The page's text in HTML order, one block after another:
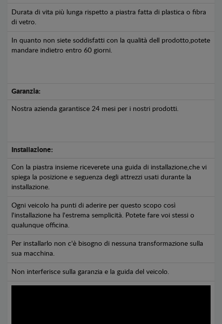
Durata di vita più lunga rispetto a piastra fatta di plastica o fibra
di vetro.
In quanto non siete soddisfatti con la qualità dell prodotto,potete
mandare indietro entro 60 giorni.
Garanzia:
Nostra azienda garantisce 24 mesi per i nostri prodotti.
Installazione:
Con la piastra insieme riceverete una guida di installazione,che vi
spiega la posizione e seguenza degli attrezzi usati durante la
installazione.
Ogni veicolo ha punti di aderire per questo scopo così
l'installazione ha l'estrema semplicità. Potete fare voi stessi o
qualunque officina.
Per installarlo non c'è bisogno di nessuna transformazione sulla
sua macchina.
Non interferisce sulla garanzia e la guida del veicolo.